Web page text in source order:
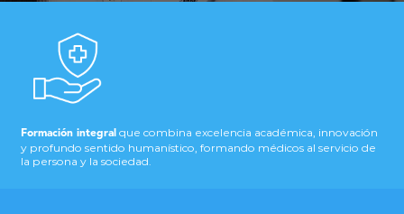
Formación integral que combina excelencia académica, innovación
y profundo sentido humanístico, formando médicos al servicio de
la persona y la sociedad.